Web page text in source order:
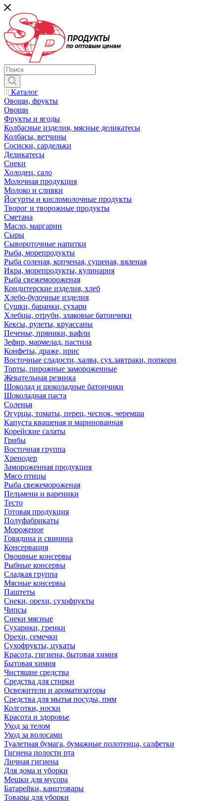
Каталог
Овощи, фрукты
Овощи
Фрукты и ягоды
Колбасные изделия, мясные деликатесы
Колбасы, ветчины
Сосиски, сардельки
Деликатесы
Снеки
Холодец, сало
Молочная продукция
Молоко и сливки
Йогурты и кисломолочные продукты
Творог и творожные продукты
Сметана
Масло, маргарин
Сыры
Сывороточные напитки
Рыба, морепродукты
Рыба соленая, копченая, сушеная, вяленая
Икра, морепродукты, кулинария
Рыба свежемороженая
Кондитерские изделия, хлеб
Хлебо-булочные изделия
Сушки, баранки, сухари
Хлебцы, отруби, злаковые батончики
Кексы, рулеты, круассаны
Печенье, пряники, вафли
Зефир, мармелад, пастила
Конфеты, драже, ирис
Восточные сладости, халва, сух.завтраки, попкорн
Торты, пирожные замороженные
Жевательная резинка
Шоколад и шоколадные батончики
Шоколадная паста
Соленья
Огурцы, томаты, перец, чеснок, черемша
Капуста квашеная и маринованная
Корейские салаты
Грибы
Восточная группа
Хренодер
Замороженная продукция
Мясо птицы
Рыба свежемороженая
Пельмени и вареники
Тесто
Готовая продукция
Полуфабрикаты
Мороженое
Говядина и свинина
Консервация
Овощные консервы
Рыбные консервы
Сладкая группа
Мясные консервы
Паштеты
Снеки, орехи, сухофрукты
Чипсы
Снеки мясные
Сухарики, гренки
Орехи, семечки
Сухофрукты, цукаты
Красота, гигиена, бытовая химия
Бытовая химия
Чистящие средства
Средства для стирки
Освежители и ароматизаторы
Средства для мытья посуды, пмм
Колготки, носки
Красота и здоровье
Уход за телом
Уход за волосами
Туалетная бумага, бумажные полотенца, салфетки
Гигиена полости рта
Личная гигиена
Для дома и уборки
Мешки для мусора
Батарейки, канцтовары
Товары для уборки